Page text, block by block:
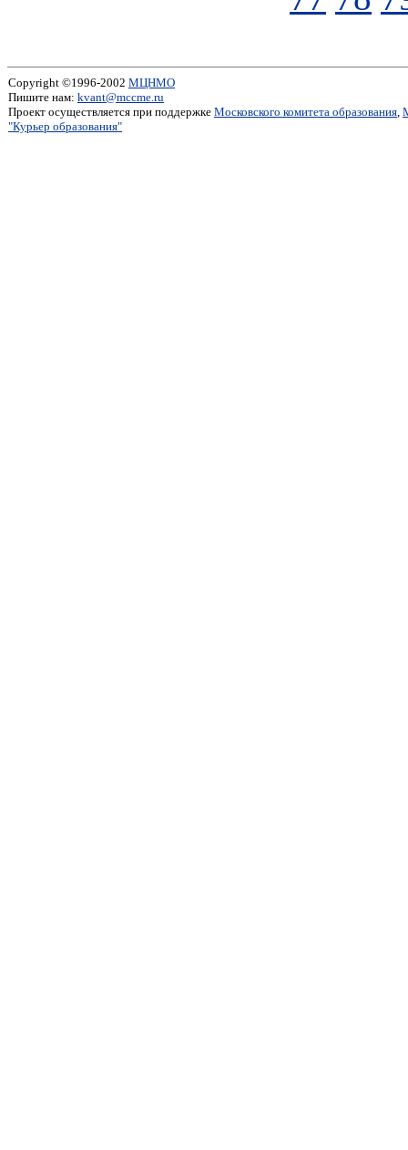
Copyright ©1996-2002 МЦНМО
Пишите нам: kvant@mccme.ru
Проект осуществляется при поддержке Московского комитета образования,
"Курьер образования"